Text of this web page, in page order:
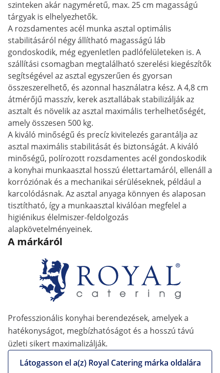
szinteken akár nagyméretű, max. 25 cm magasságú
tárgyak is elhelyezhetők.
A rozsdamentes acél munka asztal optimális
stabilitásáról négy állítható magasságú láb
gondoskodik, még egyenletlen padlófelületeken is. A
szállítási csomagban megtalálható szerelési kiegészítők
segítségével az asztal egyszerűen és gyorsan
összeszerelhető, és azonnal használatra kész. A 4,8 cm
átmérőjű masszív, kerek asztallábak stabilizálják az
asztalt és növelik az asztal maximális terhelhetőségét,
amely összesen 500 kg.
A kiváló minőségű és precíz kivitelezés garantálja az
asztal maximális stabilitását és biztonságát. A kiváló
minőségű, polírozott rozsdamentes acél gondoskodik
a konyhai munkaasztal hosszú élettartamáról, ellenáll a
korróziónak és a mechanikai sérüléseknek, például a
karcolódásnak. Az asztal anyaga könnyen és alaposan
tisztítható, így a munkaasztal kiválóan megfelel a
higiénikus élelmiszer-feldolgozás
alapkövetelményeinek.
A márkáról
Professzionális konyhai berendezések, amelyek a
hatékonyságot, megbízhatóságot és a hosszú távú
üzleti sikert maximalizálják.
Látogasson el a(z) Royal Catering márka oldalára